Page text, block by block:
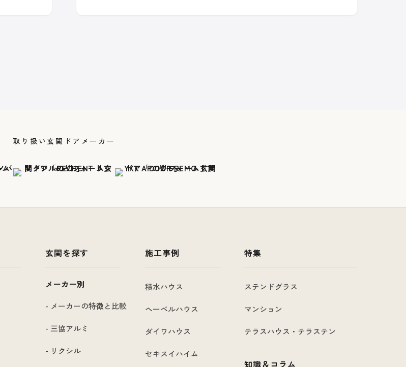
取り扱い玄関ドアメーカー
玄関を探す
メーカー別
- メーカーの特徴と比較
- 三協アルミ
- リクシル
施工事例
積水ハウス
ヘーベルハウス
ダイワハウス
セキスイハイム
特集
ステンドグラス
マンション
テラスハウス・テラステン
知識＆コラム